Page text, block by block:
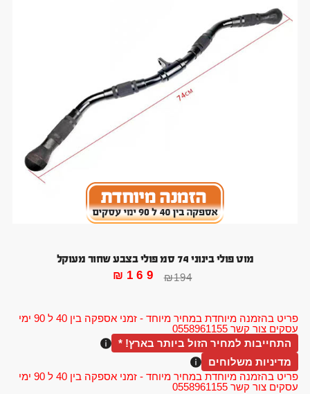
פריט בהזמנה מיוחדת במחיר מיוחד - זמני אספקה בין 40 ל 90 ימי
עסקים צור קשר 0558961155
מוט פולי בינוני 74 סמ פולי בצבע שחור מעוקל
₪194
₪ 169
התחייבות למחיר הזול ביותר בארץ! *
מדיניות משלוחים
פריט בהזמנה מיוחדת במחיר מיוחד - זמני אספקה בין 40 ל 90 ימי
עסקים צור קשר 0558961155